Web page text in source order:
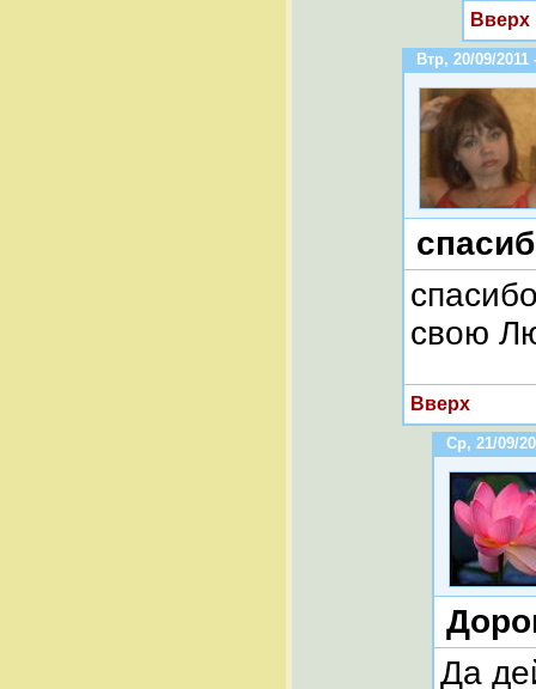
Вверх
Втр, 20/09/2011
свою
Вверх
Ср, 21/09/
Да